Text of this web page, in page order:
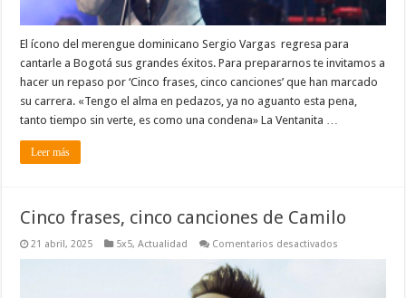
El ícono del merengue dominicano Sergio Vargas regresa para
cantarle a Bogotá sus grandes éxitos. Para prepararnos te invitamos a
hacer un repaso por ‘Cinco frases, cinco canciones’ que han marcado
su carrera. «Tengo el alma en pedazos, ya no aguanto esta pena,
tanto tiempo sin verte, es como una condena» La Ventanita …
Leer más
Cinco frases, cinco canciones de Camilo
21 abril, 2025 5x5,Actualidad Comentarios desactivados